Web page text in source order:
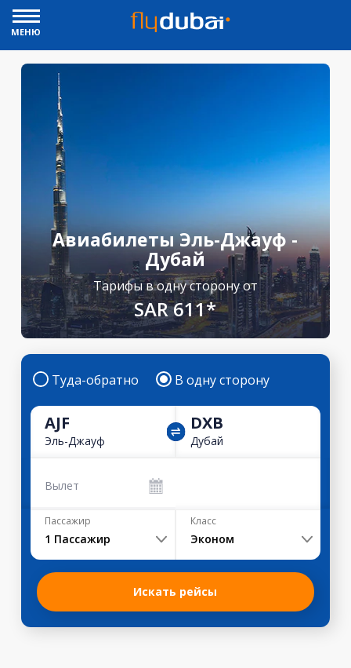
МЕНЮ
Авиабилеты Эль-Джауф -
Дубай
Тарифы в одну сторону от
SAR 611*
Туда-обратно В одну сторону
AJF
Эль-Джауф
DXB
Дубай
Вылет
Пассажир
1 Пассажир
Класс
Эконом
Искать рейсы